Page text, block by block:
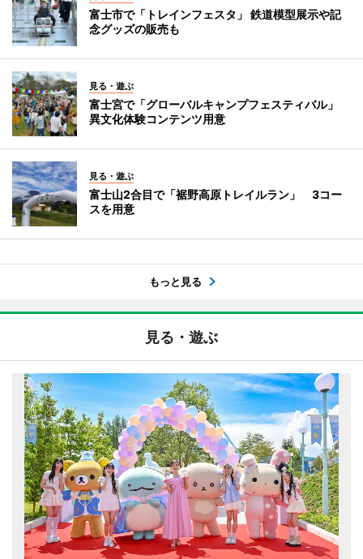
富士市で「トレインフェスタ」 鉄道模型展示や記
念グッズの販売も
見る・遊ぶ
富士宮で「グローバルキャンプフェスティバル」
異文化体験コンテンツ用意
見る・遊ぶ
富士山2合目で「裾野高原トレイルラン」 3コー
スを用意
もっと見る
見る・遊ぶ